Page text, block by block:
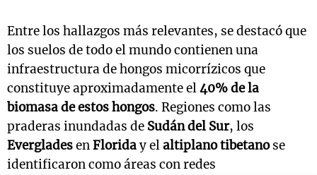
Entre los hallazgos más relevantes, se destacó que
los suelos de todo el mundo contienen una
infraestructura de hongos micorrízicos que
constituye aproximadamente el40% de la
biomasa de estos hongos. Regiones como las
praderas inundadas de Sudán del Sur, los
EvergladesenFloriday elaltiplano tibetanose
identificaron como áreas con redes